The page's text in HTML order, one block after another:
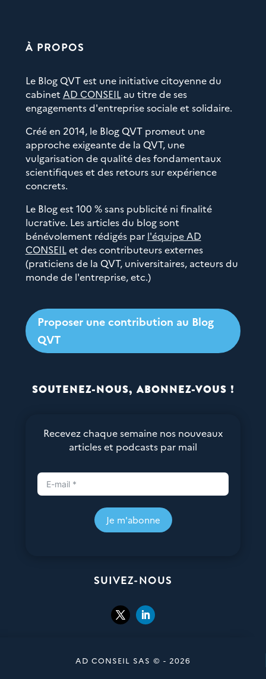
À PROPOS
Le Blog QVT est une initiative citoyenne du
cabinet AD CONSEILau titre de ses
engagements d'entreprise sociale et solidaire.
Créé en 2014, le Blog QVT promeut une
approche exigeante de la QVT, une
vulgarisation de qualité des fondamentaux
scientifiques et des retours sur expérience
concrets.
Le Blog est 100 % sans publicité ni finalité
lucrative. Les articles du blog sont
bénévolement rédigés par l'équipe AD
CONSEILet des contributeurs externes
(praticiens de la QVT, universitaires, acteurs du
monde de l'entreprise, etc.)
Proposer une contribution au Blog
QVT
SOUTENEZ-NOUS, ABONNEZ-VOUS !
Recevez chaque semaine nos nouveaux
articles et podcasts par mail
Je m'abonne
SUIVEZ-NOUS
AD CONSEIL SAS © - 2026